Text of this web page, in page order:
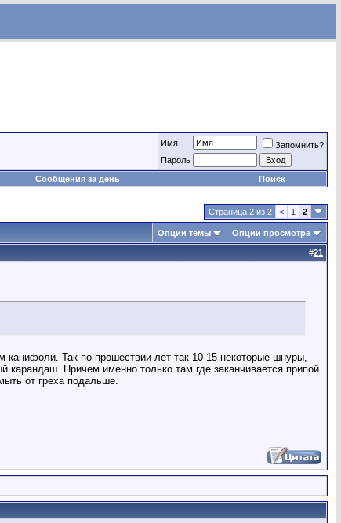
Имя
Запомнить?
Пароль
Сообщения за день Поиск
Страница 2 из 2 < 1 2
Опции темы Опции просмотра
#21
Так по прошествии лет так 10-15 некоторые шнуры,
карандаш. Причем именно только там где заканчивается припой
от греха подальше.